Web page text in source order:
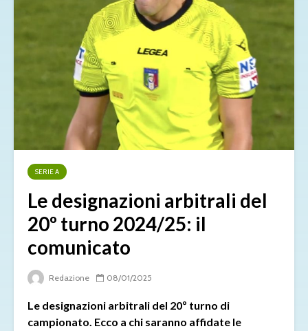
SERIE A
Le designazioni arbitrali del
20º turno 2024/25: il
comunicato
Redazione 08/01/2025
Le designazioni arbitrali del 20º turno di
campionato. Ecco a chi saranno affidate le